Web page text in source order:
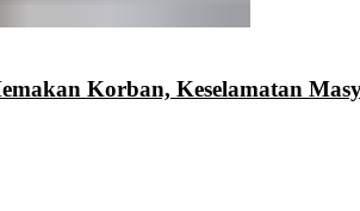
Korban, Keselamatan